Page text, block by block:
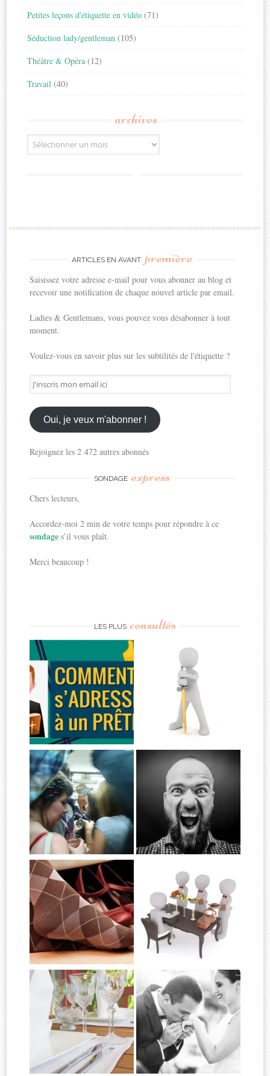
Petites leçons d'étiquette en vidéo (71)
Séduction lady/gentleman (105)
Théâtre & Opéra (12)
Travail (40)
archives
Archives
ARTICLES EN AVANT première
Saisissez votre adresse e-mail pour vous abonner au blog et
recevoir une notification de chaque nouvel article par email.
Ladies & Gentlemans, vous pouvez vous désabonner à tout
moment.
Voulez-vous en savoir plus sur les subtilités de l'étiquette ?
J'inscris
mon
email
ici
Oui, je veux m'abonner !
Rejoignez les 2 472 autres abonnés
SONDAGE express
Chers lecteurs,
Accordez-moi 2 min de votre temps pour répondre à ce
sondages’il vous plaît.
Merci beaucoup !
LES PLUS consultés